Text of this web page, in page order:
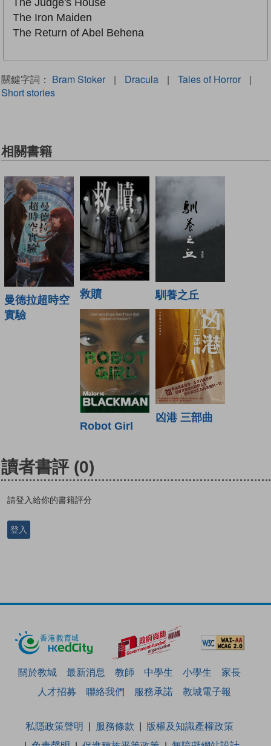
The Iron Maiden
The Return of Abel Behena
關鍵字詞： Bram Stoker | Dracula | Tales of Horror
|
Short stories
相關書籍
曼德拉超時空
實驗
救贖 馴養之丘
Robot Girl
凶港 三部曲
讀者書評 (0)
請登入給你的書籍評分
登入
關於教城 最新消息 教師 中學生 小學生
家長
人才招募
聯絡我們 服務承諾 教城電子報
私隱政策聲明 服務條款
版權及知識產權政策